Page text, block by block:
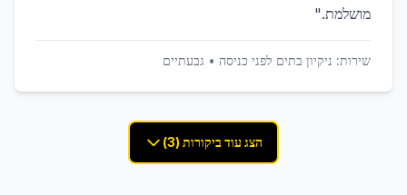
מושלמת."
שירות: ניקיון בתים לפני כניסה • גבעתיים
הצג עוד ביקורות (3)